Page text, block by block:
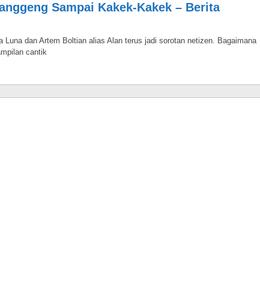
Sampai Kakek-Kakek – Berita
Luna dan Artem Boltian alias Alan terus jadi sorotan netizen. Bagaimana
cantik